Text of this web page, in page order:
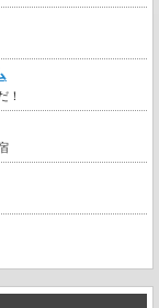
！